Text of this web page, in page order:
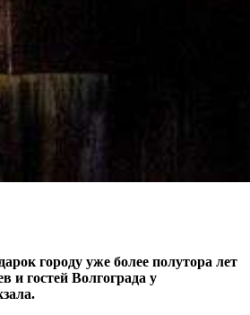
городу уже более полутора лет
и гостей Волгограда у